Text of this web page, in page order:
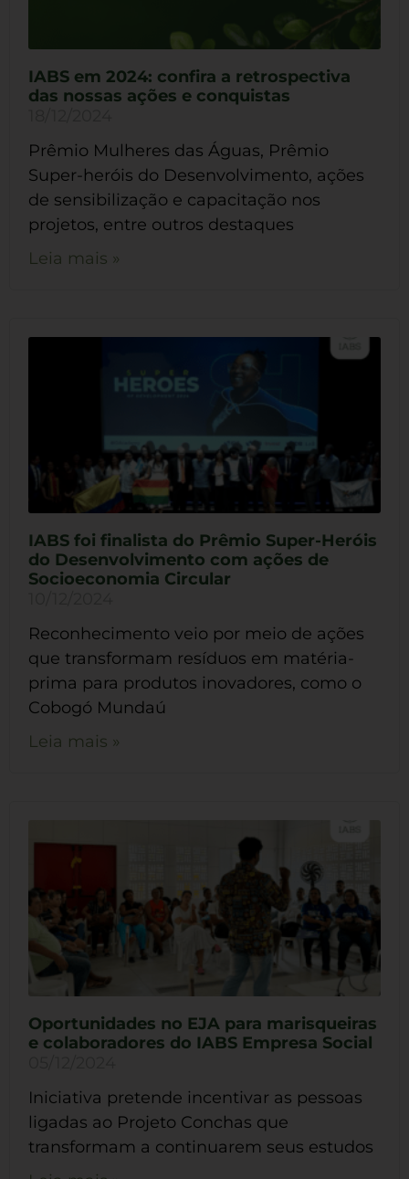
IABS em 2024: confira a retrospectiva
das nossas ações e conquistas
Prêmio Mulheres das Águas, Prêmio
Super-heróis do Desenvolvimento, ações
de sensibilização e capacitação nos
projetos, entre outros destaques
Leia mais »
IABS foi finalista do Prêmio Super-Heróis
do Desenvolvimento com ações de
Socioeconomia Circular
Reconhecimento veio por meio de ações
que transformam resíduos em matéria-
prima para produtos inovadores, como o
Cobogó Mundaú
Leia mais »
Oportunidades no EJA para marisqueiras
e colaboradores do IABS Empresa Social
Iniciativa pretende incentivar as pessoas
ligadas ao Projeto Conchas que
transformam a continuarem seus estudos